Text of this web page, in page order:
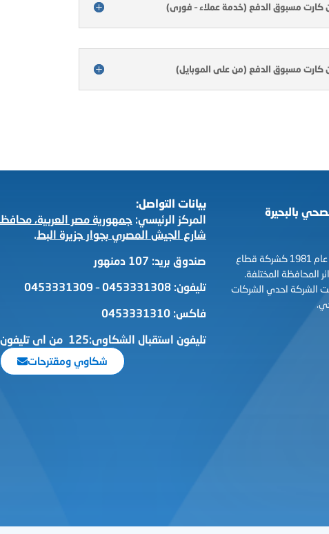
بالبحيرة
شركة مياه الشرب والصرف الصحي بالبحيرة أنشأت عام 1981 كشركة قطاع
المحافظة المختلفة.
الجمهوري رقم 135 لسنة 2004 أصبحت الشركة احدي الشركات
بيانات التواصل:
المركز الرئيسي: جمهورية مصر العربية،
شارع الجيش المصري بجوار جزيرة البط.
صندوق بريد: 107 دمنهور
تليفون: 0453331308 – 0453331309
فاكس: 0453331310
تليفون استقبال الشكاوى:125 من اى تليفون ارضى او محمول
شكاوي ومقترحات